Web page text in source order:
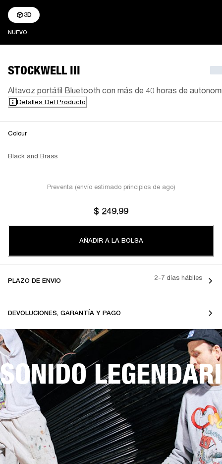
NUEVO
3D
STOCKWELL III
Altavoz portátil Bluetooth con más de 40 horas de
Detalles Del Producto
Colour
Black and Brass
Preventa (envío estimado principios de ago)
$ 249.99
AÑADIR A LA BOLSA
PLAZO DE ENVIO 2-7 días hábiles
DEVOLUCIONES, GARANTÍA Y PAGO
SONIDO